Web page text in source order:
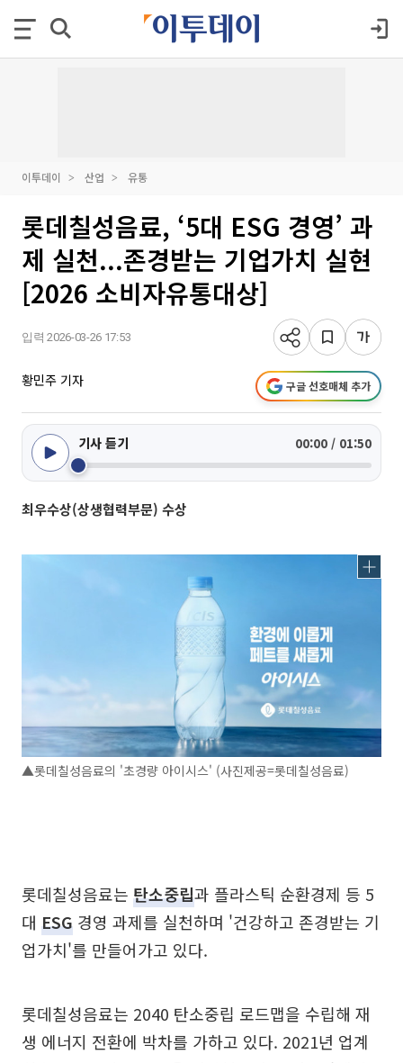
이투데이 산업 유통
롯데칠성음료, ‘5대 ESG 경영’ 과
제 실천...존경받는 기업가치 실현
[2026 소비자유통대상]
입력 2026-03-26 17:53
황민주 기자 구글 선호매체 추가
기사 듣기 00:00 / 01:50
최우수상(상생협력부문) 수상
▲롯데칠성음료의 '초경량 아이시스' (사진제공=롯데칠성음료)
롯데칠성음료는 탄소중립과 플라스틱 순환경제 등 5
대 ESG 경영 과제를 실천하며 '건강하고 존경받는 기
업가치'를 만들어가고 있다.
롯데칠성음료는 2040 탄소중립 로드맵을 수립해 재
생 에너지 전환에 박차를 가하고 있다. 2021년 업계